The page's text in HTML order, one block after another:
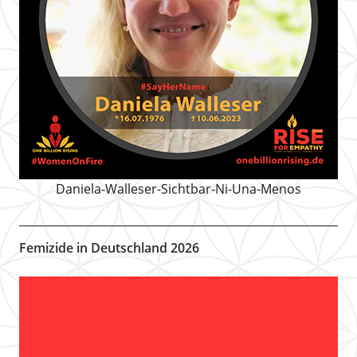
Daniela-Walleser-Sichtbar-Ni-Una-Menos
Femizide in Deutschland 2026